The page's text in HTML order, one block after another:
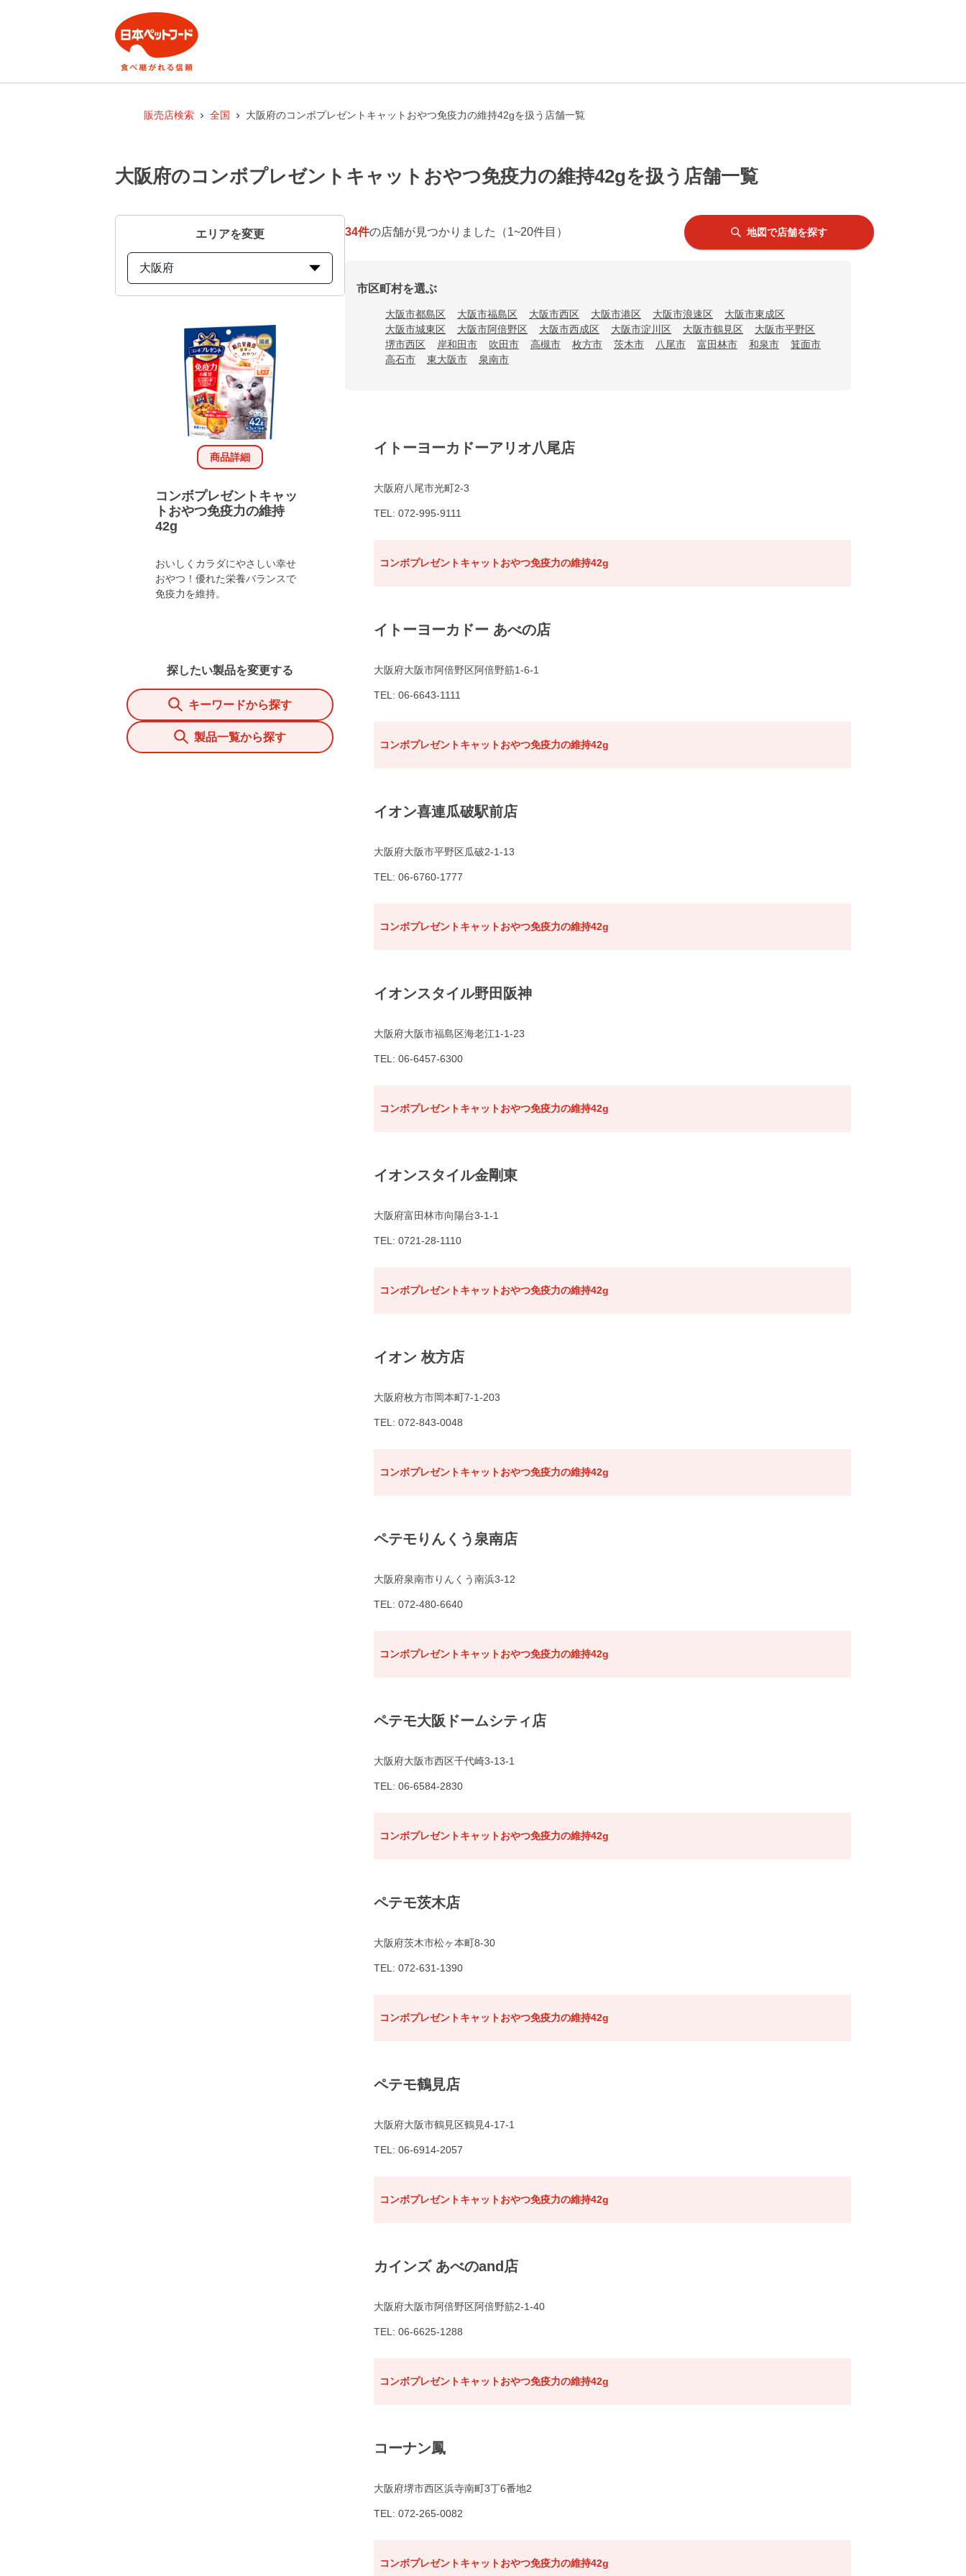
販売店検索 全国 大阪府のコンボプレゼントキャットおやつ免疫力の維持42gを扱う店舗一覧
大阪府のコンボプレゼントキャットおやつ免疫力の維持42gを扱う店舗一覧
エリアを変更
大阪府
商品詳細
コンボプレゼントキャッ
トおやつ免疫力の維持
42g
おいしくカラダにやさしい幸せ
おやつ！優れた栄養バランスで
免疫力を維持。
探したい製品を変更する
キーワードから探す
製品一覧から探す
34件の店舗が見つかりました （1~20件目） 地図で店舗を探す
市区町村を選ぶ
大阪市都島区 大阪市福島区 大阪市西区 大阪市港区 大阪市浪速区
大阪市東成区
大阪市城東区
大阪市阿倍野区 大阪市西成区 大阪市淀川区 大阪市鶴見区
大阪市平野区
堺市西区
岸和田市 吹田市 高槻市 枚方市 茨木市 八尾市 富田林市 和泉市
箕面市
高石市
東大阪市 泉南市
イトーヨーカドーアリオ八尾店
大阪府八尾市光町2-3
TEL: 072-995-9111
コンボプレゼントキャットおやつ免疫力の維持42g
イトーヨーカドー あべの店
大阪府大阪市阿倍野区阿倍野筋1-6-1
TEL: 06-6643-1111
コンボプレゼントキャットおやつ免疫力の維持42g
イオン喜連瓜破駅前店
大阪府大阪市平野区瓜破2-1-13
TEL: 06-6760-1777
コンボプレゼントキャットおやつ免疫力の維持42g
イオンスタイル野田阪神
大阪府大阪市福島区海老江1-1-23
TEL: 06-6457-6300
コンボプレゼントキャットおやつ免疫力の維持42g
イオンスタイル金剛東
大阪府富田林市向陽台3-1-1
TEL: 0721-28-1110
コンボプレゼントキャットおやつ免疫力の維持42g
イオン 枚方店
大阪府枚方市岡本町7-1-203
TEL: 072-843-0048
コンボプレゼントキャットおやつ免疫力の維持42g
ペテモりんくう泉南店
大阪府泉南市りんくう南浜3-12
TEL: 072-480-6640
コンボプレゼントキャットおやつ免疫力の維持42g
ペテモ大阪ドームシティ店
大阪府大阪市西区千代崎3-13-1
TEL: 06-6584-2830
コンボプレゼントキャットおやつ免疫力の維持42g
ペテモ茨木店
大阪府茨木市松ヶ本町8-30
TEL: 072-631-1390
コンボプレゼントキャットおやつ免疫力の維持42g
ペテモ鶴見店
大阪府大阪市鶴見区鶴見4-17-1
TEL: 06-6914-2057
コンボプレゼントキャットおやつ免疫力の維持42g
カインズ あべのand店
大阪府大阪市阿倍野区阿倍野筋2-1-40
TEL: 06-6625-1288
コンボプレゼントキャットおやつ免疫力の維持42g
コーナン鳳
大阪府堺市西区浜寺南町3丁6番地2
TEL: 072-265-0082
コンボプレゼントキャットおやつ免疫力の維持42g